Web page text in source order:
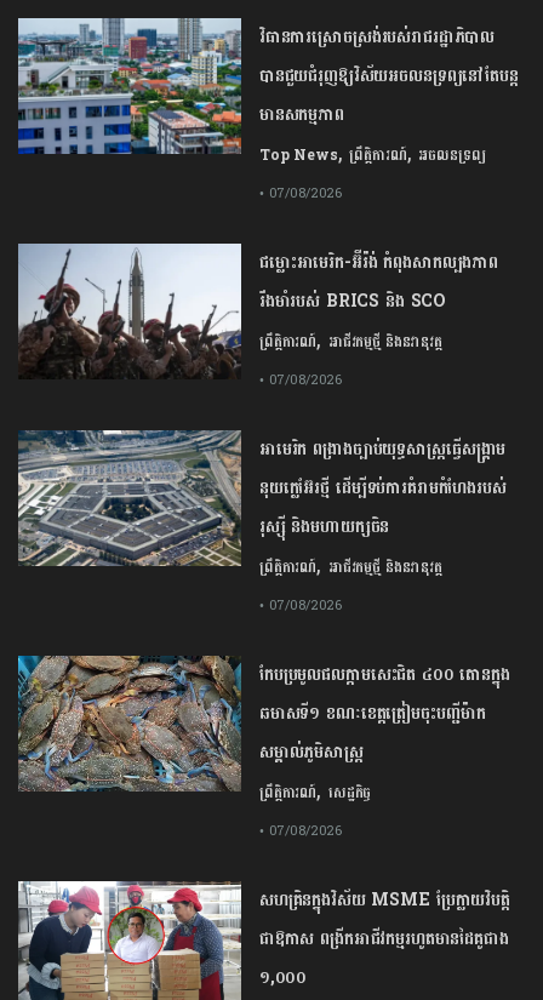
វិធានការស្រោចស្រង់របស់រាជរដ្ឋាភិបាល​
បាន​ជួយ​ជំរុញឱ្យវិស័យ​អចលនទ្រព្យនៅតែបន្ត​
មានសកម្មភាព
Top News,ព្រឹត្តិការណ៍, អចលនទ្រព្យ
• 07/08/2026
ជម្លោះ​អាមេរិក​-​អ៊ីរ៉ង់​ ​កំពុង​សាកល្បង​ភាព​
រឹងមាំ​របស់​ ​BRICS​ ​និង​ ​SCO​
ព្រឹត្តិការណ៍, អាជីវកម្មថ្មី និងនវានុវត្ត
• 07/08/2026
​អាមេរិក​ ពង្រាងច្បាប់​យុទ្ធសាស្ត្រ​ធ្វើ​សង្គ្រាម​
នុយក្លេអ៊ែរ​ថ្មី ដើម្បីទប់ការគំរាមកំហែងរបស់​
រុស្ស៊ី និងមហាយក្សចិន
ព្រឹត្តិការណ៍, អាជីវកម្មថ្មី និងនវានុវត្ត
• 07/08/2026
កែប​ប្រមូល​ផល​ក្តាម​សេះ​ជិត​ ​៤០០ ​តោន​ក្នុង​
ឆមាស​ទី​១​ ​ខណៈ​ខេត្ត​ត្រៀម​ចុះបញ្ជី​ម៉ាក​
សម្គាល់​ភូមិសាស្ត្រ​
ព្រឹត្តិការណ៍, សេដ្ឋកិច្ច
• 07/08/2026
សហគ្រិនក្នុងវិស័យ MSME ប្រែក្លាយវិបត្តិ
ជាឱកាស ពង្រីកអាជីវកម្មរហូតមានដៃគូជាង
១,០០០